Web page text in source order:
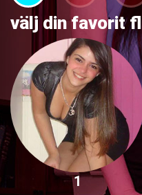
välj din favorit
1